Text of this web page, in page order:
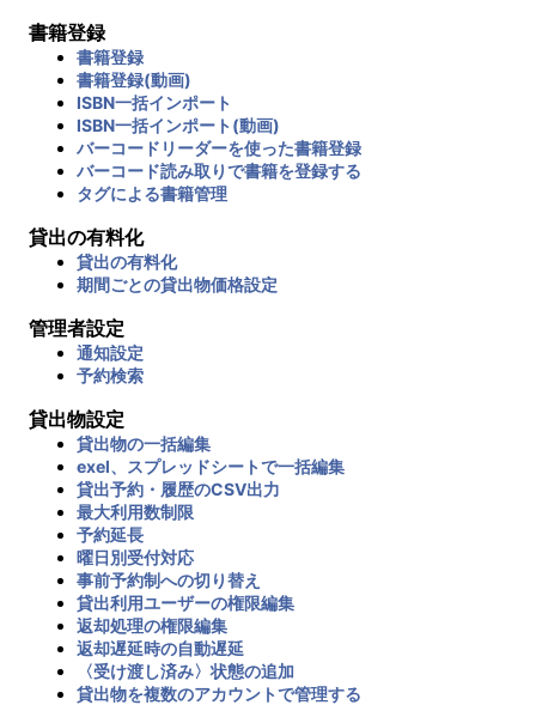
書籍登録
書籍登録
書籍登録(動画)
ISBN一括インポート
ISBN一括インポート(動画)
バーコードリーダーを使った書籍登録
バーコード読み取りで書籍を登録する
タグによる書籍管理
貸出の有料化
貸出の有料化
期間ごとの貸出物価格設定
管理者設定
通知設定
予約検索
貸出物設定
貸出物の一括編集
exel、スプレッドシートで一括編集
貸出予約・履歴のCSV出力
最大利用数制限
予約延長
曜日別受付対応
事前予約制への切り替え
貸出利用ユーザーの権限編集
返却処理の権限編集
返却遅延時の自動遅延
〈受け渡し済み〉状態の追加
貸出物を複数のアカウントで管理する